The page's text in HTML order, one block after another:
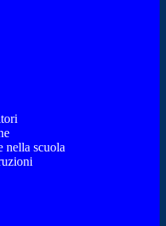
nella scuola